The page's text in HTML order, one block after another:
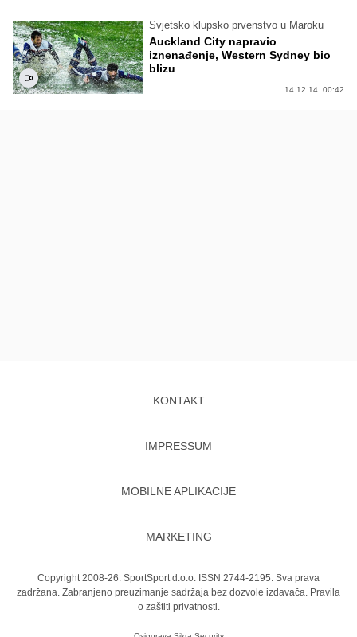
Svjetsko klupsko prvenstvo u Maroku
Auckland City napravio
iznenađenje, Western Sydney bio
blizu
14.12.14. 00:42
KONTAKT
IMPRESSUM
MOBILNE APLIKACIJE
MARKETING
Copyright 2008-26. SportSport d.o.o. ISSN 2744-2195. Sva prava
zadržana. Zabranjeno preuzimanje sadržaja bez dozvole izdavača. Pravila
o zaštiti privatnosti.